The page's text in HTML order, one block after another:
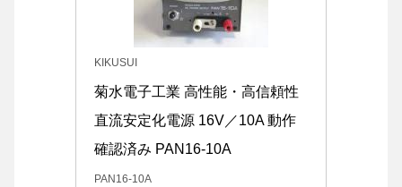
KIKUSUI
菊水電子工業 高性能・高信頼性
直流安定化電源 16V／10A 動作
確認済み PAN16-10A
PAN16-10A